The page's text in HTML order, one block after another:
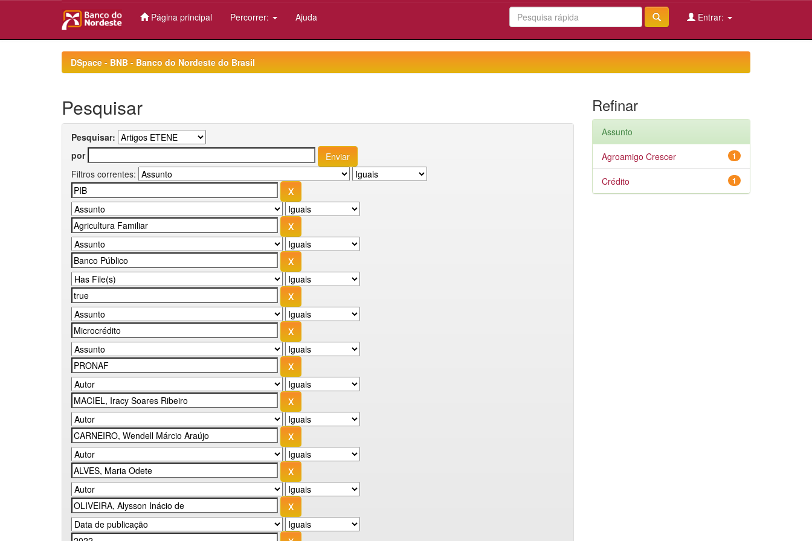
Página principal Percorrer: Ajuda Entrar:
DSpace - BNB - Banco do Nordeste do Brasil
Pesquisar
Pesquisar:
por
Filtros correntes:
Refinar
Assunto
1
Agroamigo Crescer
1
Crédito